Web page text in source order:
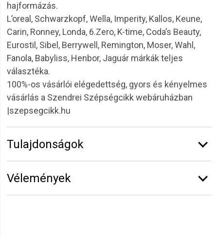
hajformázás.
L’oreal, Schwarzkopf, Wella, Imperity, Kallos, Keune,
Carin, Ronney, Londa, 6.Zero, K-time, Coda’s Beauty,
Eurostil, Sibel, Berrywell, Remington, Moser, Wahl,
Fanola, Babyliss, Henbor, Jaguár márkák teljes
választéka.
100%-os vásárlói elégedettség, gyors és kényelmes
vásárlás a Szendrei Szépségcikk webáruházban
|szepsegcikk.hu
Tulajdonságok
Vélemények